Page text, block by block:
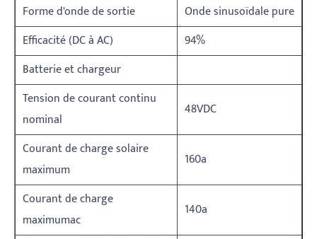
Forme d'onde de sortie
Onde sinusoïdale pure
Efficacité (DC à AC)
94%
Batterie et chargeur
Tension de courant continu
nominal
48VDC
Courant de charge solaire
maximum
160a
Courant de charge
maximumac
140a